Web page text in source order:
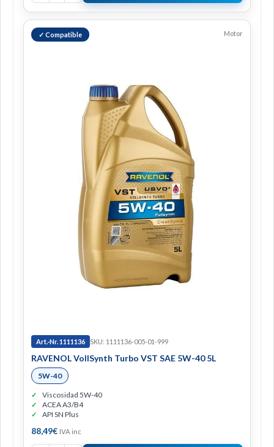
✓ Compatible Motor
Art.-Nr. 1111136 SKU: 1111136-005-01-999
RAVENOL VollSynth Turbo VST SAE 5W-40 5L
5W-40
Viscosidad 5W-40
ACEA A3/B4
API SN Plus
88,49€ IVA inc